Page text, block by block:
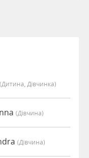
(дитина, Дівчинка)
(дівчина)
(дівчина)